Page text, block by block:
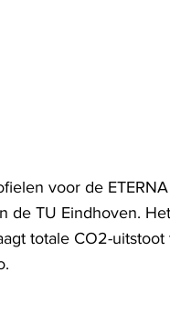
voor de
de TU Eindhoven.
totale CO2-uitstoot